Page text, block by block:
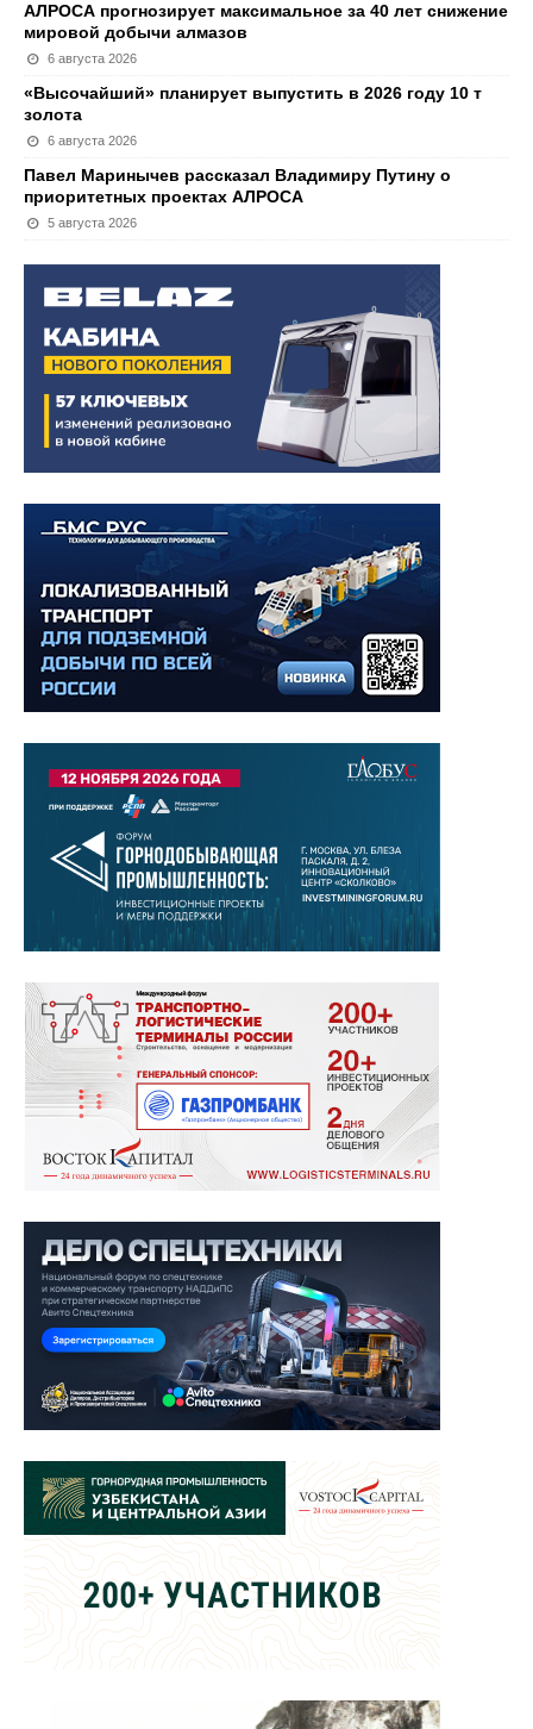
АЛРОСА прогнозирует максимальное за 40 лет снижение
мировой добычи алмазов
6 августа 2026
«Высочайший» планирует выпустить в 2026 году 10 т
золота
6 августа 2026
Павел Маринычев рассказал Владимиру Путину о
приоритетных проектах АЛРОСА
5 августа 2026